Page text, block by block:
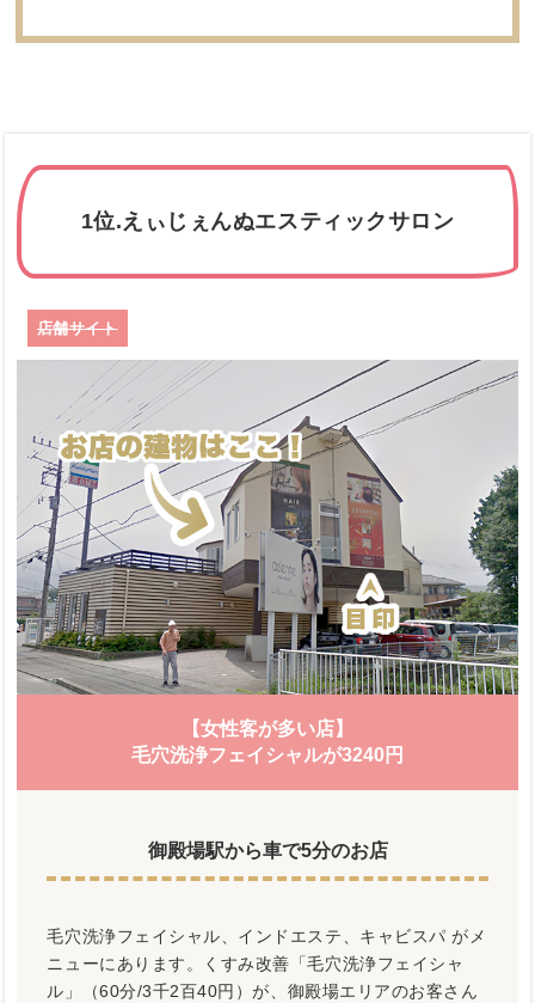
1位.えぃじぇんぬエスティックサロン
店舗サイト
【女性客が多い店】
毛穴洗浄フェイシャルが3240円
御殿場駅から車で5分のお店
毛穴洗浄フェイシャル、インドエステ、キャビスパ がメ
ニューにあります。くすみ改善「毛穴洗浄フェイシャ
ル」（60分/3千2百40円）が、御殿場エリアのお客さん